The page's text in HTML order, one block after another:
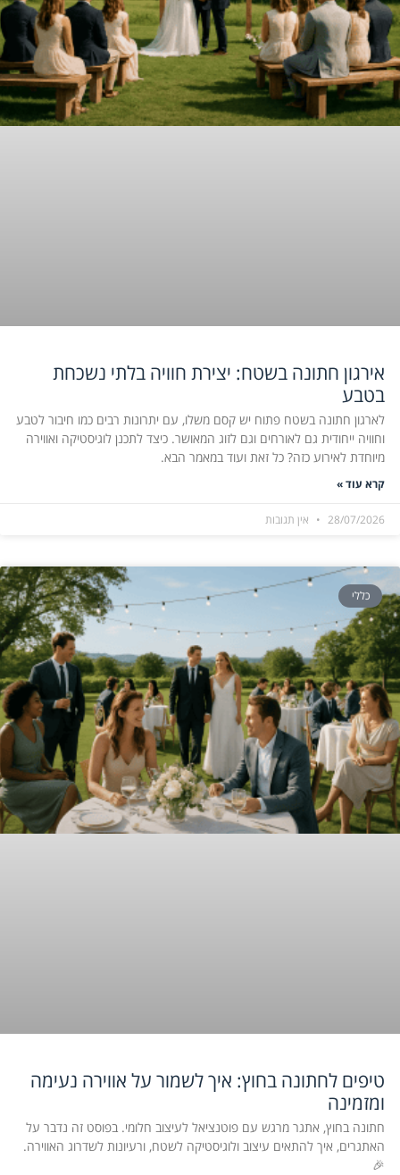
אירגון חתונה בשטח: יצירת חוויה בלתי נשכחת
בטבע
לארגון חתונה בשטח פתוח יש קסם משלו, עם יתרונות רבים כמו חיבור לטבע
וחוויה ייחודית גם לאורחים וגם לזוג המאושר. כיצד לתכנן לוגיסטיקה ואווירה
מיוחדת לאירוע כזה? כל זאת ועוד במאמר הבא.
קרא עוד »
28/07/2026 אין תגובות
כללי
טיפים לחתונה בחוץ: איך לשמור על אווירה נעימה
ומזמינה
חתונה בחוץ, אתגר מרגש עם פוטנציאל לעיצוב חלומי. בפוסט זה נדבר על
האתגרים, איך להתאים עיצוב ולוגיסטיקה לשטח, ורעיונות לשדרוג האווירה.
🎉